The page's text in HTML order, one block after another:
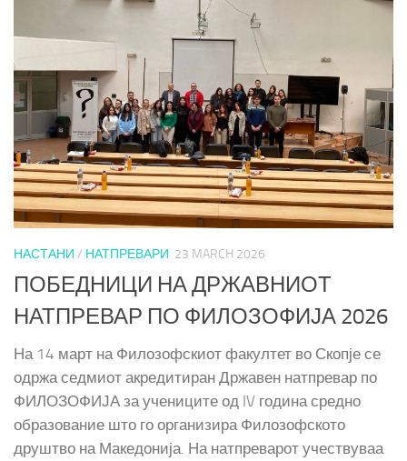
НАСТАНИ / НАТПРЕВАРИ 23 MARCH 2026
ПОБЕДНИЦИ НА ДРЖАВНИОТ
НАТПРЕВАР ПО ФИЛОЗОФИЈА 2026
На 14 март на Филозофскиот факултет во Скопје се
одржа седмиот акредитиран Државен натпревар по
ФИЛОЗОФИЈА за учениците од IV година средно
образование што го организира Филозофското
друштво на Македонија. На натпреварот учествуваа